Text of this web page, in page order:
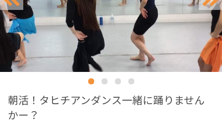
朝活！タヒチアンダンス一緒に踊りません
かー？